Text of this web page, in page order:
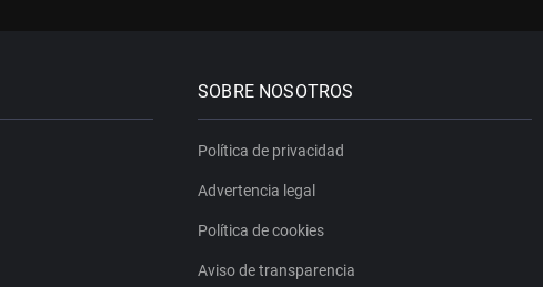
SOBRE NOSOTROS
Política de privacidad
Advertencia legal
Política de cookies
Aviso de transparencia